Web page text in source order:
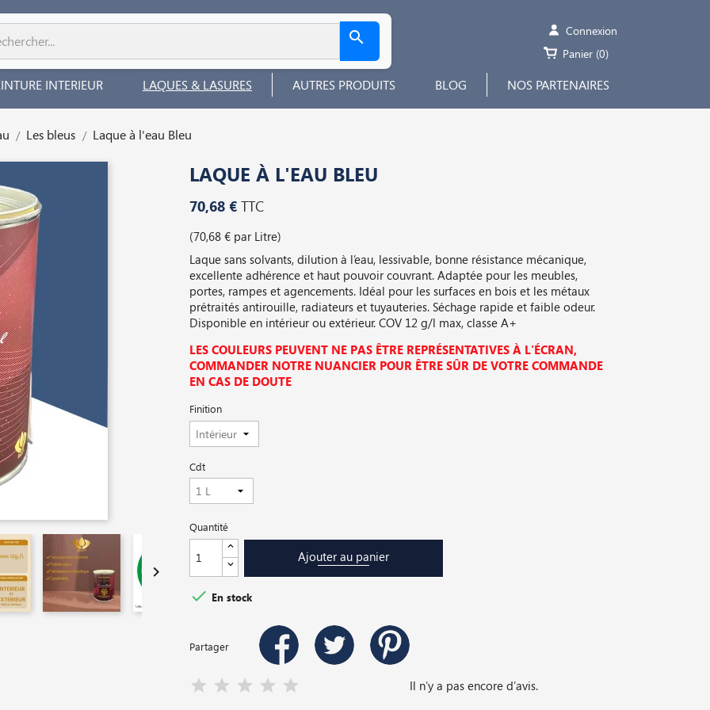

Connexion
Panier (0)
INTERIEUR LAQUES & LASURES AUTRES PRODUITS BLOG NOS PARTENAIRES
Les bleus Laque à l'eau Bleu

LAQUE À L'EAU BLEU
70,68 € TTC
(70,68 € par Litre)
Laque sans solvants, dilution à l’eau, lessivable, bonne résistance mécanique,
excellente adhérence et haut pouvoir couvrant. Adaptée pour les meubles,
portes, rampes et agencements. Idéal pour les surfaces en bois et les métaux
prétraités antirouille, radiateurs et tuyauteries. Séchage rapide et faible odeur.
Disponible en intérieur ou extérieur. COV 12 g/l max, classe A+
LES COULEURS PEUVENT NE PAS ÊTRE REPRÉSENTATIVES À L'ÉCRAN,
COMMANDER NOTRE NUANCIER POUR ÊTRE SÛR DE VOTRE COMMANDE
EN CAS DE DOUTE
Finition
Cdt
Quantité
Ajouter au panier
 En stock
Partager
Il n'y a pas encore d'avis.